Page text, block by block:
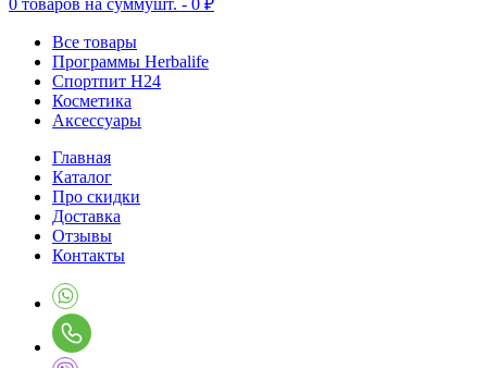
0 товаров на суммушт. - 0 ₽
Все товары
Программы Herbalife
Спортпит H24
Косметика
Аксессуары
Главная
Каталог
Про скидки
Доставка
Отзывы
Контакты